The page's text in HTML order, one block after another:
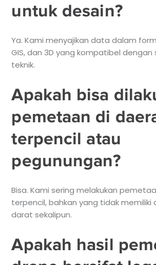
untuk desain?
Ya. Kami menyajikan data dalam
GIS, dan 3D yang kompatibel
teknik.
Apakah bisa
pemetaan di
terpencil atau
pegunungan?
Bisa. Kami sering melakukan
terpencil, bahkan yang tidak memiliki
darat sekalipun.
Apakah hasil